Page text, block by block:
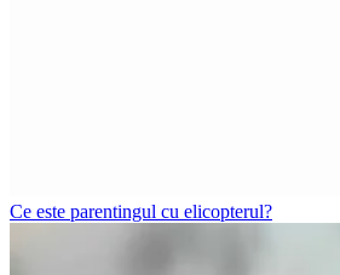
Ce este parentingul cu elicopterul?